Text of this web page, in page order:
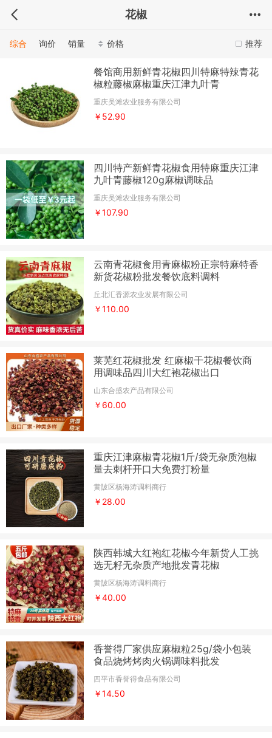
花椒
推荐
综合 询价 销量 价格
餐馆商用新鲜青花椒四川特麻特辣青花
椒粒藤椒麻椒重庆江津九叶青
重庆吴滩农业服务有限公司
￥52.90
四川特产新鲜青花椒食用特麻重庆江津
九叶青藤椒120g麻椒调味品
重庆吴滩农业服务有限公司
￥107.90
云南青花椒食用青麻椒粉正宗特麻特香
新货花椒粉批发餐饮底料调料
丘北汇香源农业发展有限公司
￥110.00
莱芜红花椒批发 红麻椒干花椒餐饮商
用调味品四川大红袍花椒出口
山东合盛农产品有限公司
￥60.00
重庆江津麻椒青花椒1斤/袋无杂质泡椒
量去刺杆开口大免费打粉量
黄陂区杨海涛调料商行
￥28.00
陕西韩城大红袍红花椒今年新货人工挑
选无籽无杂质产地批发青花椒
黄陂区杨海涛调料商行
￥40.00
香誉得厂家供应麻椒粒25g/袋小包装
食品烧烤烤肉火锅调味料批发
四平市香誉得食品有限公司
￥14.50